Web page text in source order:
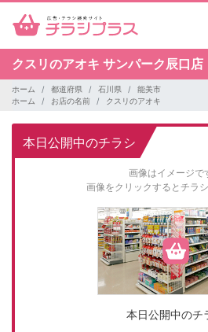
クスリのアオキ サンパーク辰口店
ホーム 都道府県 石川県
能美市
ホーム
お店の名前 クスリのアオキ
本日公開中のチラシ
画像はイメージで
画像をクリックするとチラシ
本日公開中のチ